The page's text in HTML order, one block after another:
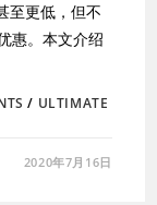
至更低，但不
惠。本文介绍
/ ULTIMATE
2020年7月16日